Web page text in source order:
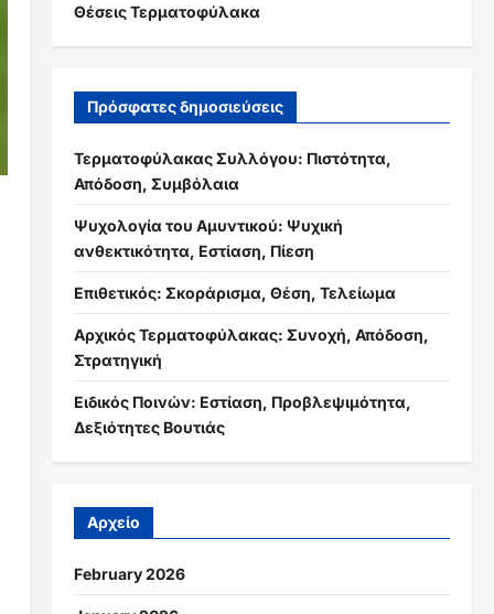
Θέσεις Τερματοφύλακα
Πρόσφατες δημοσιεύσεις
Τερματοφύλακας Συλλόγου: Πιστότητα,
Απόδοση, Συμβόλαια
Ψυχολογία του Αμυντικού: Ψυχική
ανθεκτικότητα, Εστίαση, Πίεση
Επιθετικός: Σκοράρισμα, Θέση, Τελείωμα
Αρχικός Τερματοφύλακας: Συνοχή, Απόδοση,
Στρατηγική
Ειδικός Ποινών: Εστίαση, Προβλεψιμότητα,
Δεξιότητες Βουτιάς
Αρχείο
February 2026